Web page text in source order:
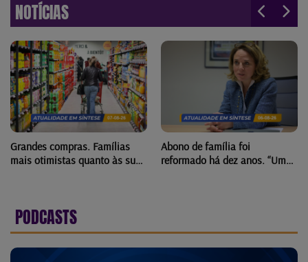
NOTÍCIAS
Grandes compras. Famílias
mais otimistas quanto às suas
Abono de família foi
reformado há dez anos. “Uma
PODCASTS